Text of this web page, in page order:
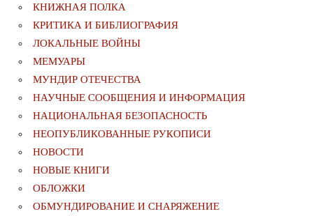
КНИЖНАЯ ПОЛКА
КРИТИКА И БИБЛИОГРАФИЯ
ЛОКАЛЬНЫЕ ВОЙНЫ
МЕМУАРЫ
МУНДИР ОТЕЧЕСТВА
НАУЧНЫЕ СООБЩЕНИЯ И ИНФОРМАЦИЯ
НАЦИОНАЛЬНАЯ БЕЗОПАСНОСТЬ
НЕОПУБЛИКОВАННЫЕ РУКОПИСИ
НОВОСТИ
НОВЫЕ КНИГИ
ОБЛОЖКИ
ОБМУНДИРОВАНИЕ И СНАРЯЖЕНИЕ